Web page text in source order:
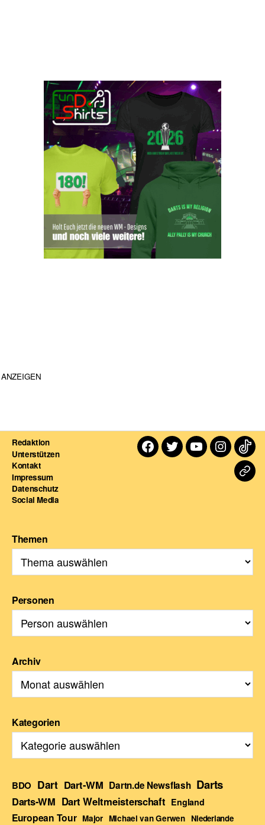
ANZEIGEN
Redaktion
Unterstützen
Kontakt
Impressum
Datenschutz
Social Media
Facebook
TwitterYoutube
Themen
Personen
Archiv
Kategorien
BDO Dart Dart-WM Dartn.de Newsflash Darts
Darts-WM Dart Weltmeisterschaft England
European Tour Major Michael van Gerwen Niederlande